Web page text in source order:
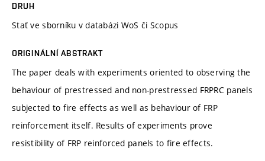
DRUH
Stať ve sborníku v databázi WoS či Scopus
ORIGINÁLNÍ ABSTRAKT
The paper deals with experiments oriented to observing the
behaviour of prestressed and non-prestressed FRPRC panels
subjected to fire effects as well as behaviour of FRP
reinforcement itself. Results of experiments prove
resistibility of FRP reinforced panels to fire effects.